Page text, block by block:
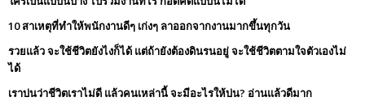
10 สาเหตุที่ทำให้พนักงานดีๆ เก่งๆ ลาออกจากงานมากขึ้นทุกวัน
รวยแล้ว จะใช้ชีวิตยังไงก็ได้ แต่ถ้ายังต้องดินรนอยู่ จะใช้ชีวิตตามใจตัวเองไม่
ได้
เราบ่นว่าชีวิตเราไม่ดี แล้วคนเหล่านี้ จะมีอะไรให้บ่น? อ่านแล้วดีมาก